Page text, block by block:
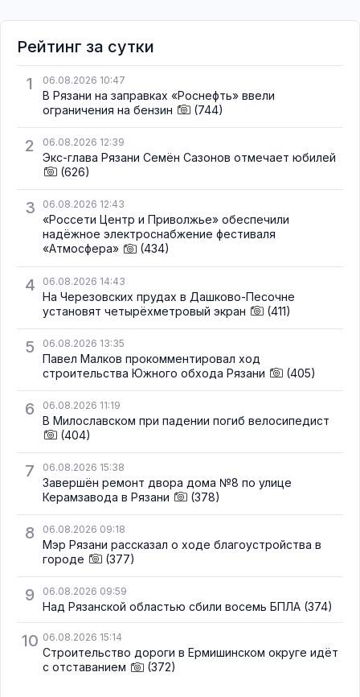
Рейтинг за сутки
1
06.08.2026 10:47
В Рязани на заправках «Роснефть» ввели
ограничения на бензин
(744)
2 06.08.2026 12:39
Экс-глава Рязани Семён Сазонов отмечает юбилей
(626)
3 06.08.2026 12:43
«Россети Центр и Приволжье» обеспечили
надёжное электроснабжение фестиваля
«Атмосфера»
(434)
4 06.08.2026 14:43
На Черезовских прудах в Дашково-Песочне
установят четырёхметровый экран
(411)
5 06.08.2026 13:35
Павел Малков прокомментировал ход
строительства Южного обхода Рязани
(405)
6 06.08.2026 11:19
В Милославском при падении погиб велосипедист
(404)
7 06.08.2026 15:38
Завершён ремонт двора дома №8 по улице
Керамзавода в Рязани
(378)
8 06.08.2026 09:18
Мэр Рязани рассказал о ходе благоустройства в
городе
(377)
9 06.08.2026 09:59
Над Рязанской областью сбили восемь БПЛА (374)
10 06.08.2026 15:14
Строительство дороги в Ермишинском округе идёт
с отставанием
(372)